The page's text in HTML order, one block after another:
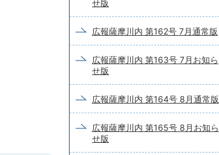
せ版
広報薩摩川内 第162号 7月通常版
広報薩摩川内 第163号 7月お知ら
せ版
広報薩摩川内 第164号 8月通常版
広報薩摩川内 第165号 8月お知ら
せ版